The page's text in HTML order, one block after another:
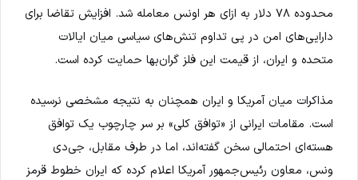
محدوده ۷۸ دلار به ازای هر اونس معامله شد. افزایش تقاضا برای
دارایی‌های امن در پی تداوم تنش‌های سیاسی میان ایالات
متحده و ایران، از قیمت این فلز گران‌بها حمایت کرده است.
مذاکرات میان آمریکا و ایران همچنان به نتیجه مشخصی نرسیده
است. مقامات ایرانی از «توافق کلی» بر سر چارچوب یک توافق
هسته‌ای احتمالی سخن گفته‌اند، اما در طرف مقابل، جی‌دی
ونس، معاون رئیس‌جمهور آمریکا اعلام کرده که ایران خطوط قرمز